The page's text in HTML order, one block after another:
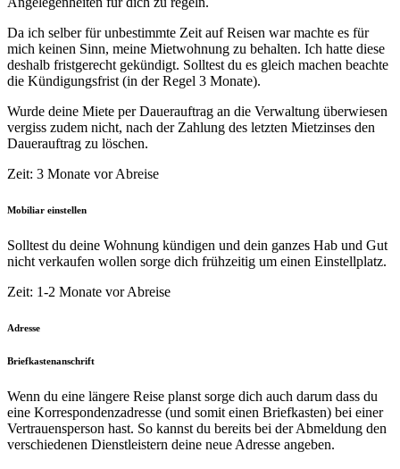
Da ich selber für unbestimmte Zeit auf Reisen war machte es für
mich keinen Sinn, meine Mietwohnung zu behalten. Ich hatte diese
deshalb fristgerecht gekündigt. Solltest du es gleich machen beachte
die Kündigungsfrist (in der Regel 3 Monate).
Wurde deine Miete per Dauerauftrag an die Verwaltung überwiesen
vergiss zudem nicht, nach der Zahlung des letzten Mietzinses den
Dauerauftrag zu löschen.
Zeit: 3 Monate vor Abreise
Mobiliar einstellen
Solltest du deine Wohnung kündigen und dein ganzes Hab und Gut
nicht verkaufen wollen sorge dich frühzeitig um einen Einstellplatz.
Zeit: 1-2 Monate vor Abreise
Adresse
Briefkastenanschrift
Wenn du eine längere Reise planst sorge dich auch darum dass du
eine Korrespondenzadresse (und somit einen Briefkasten) bei einer
Vertrauensperson hast. So kannst du bereits bei der Abmeldung den
verschiedenen Dienstleistern deine neue Adresse angeben.